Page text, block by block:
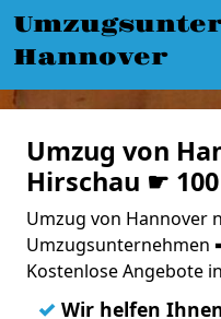
Hannover
Umzug von
Hirschau ☛
Umzug von Hannover
Umzugsunternehmen
Kostenlose Angebote
✓ Wir helfen